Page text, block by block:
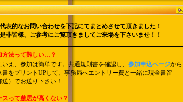
代表的なお問い合わせを下記にてまとめさせて頂きました！
是非皆様、ご参考にご覧頂きましてご来場を下さいませ！！
方法って難しい…？
いえ、参加は簡単です。共通規則書を確認し、 参加申込ページから
書をプリントUPして、事務局へエントリー費と一緒に現金書留
送）でお送り下さい！
スって敷居が高くない？